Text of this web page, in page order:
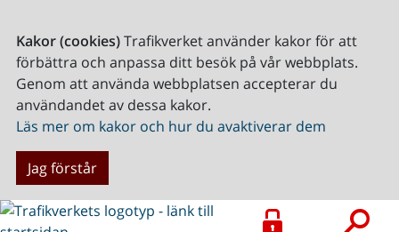
Kakor (cookies)Trafikverket använder kakor för att
förbättra och anpassa ditt besök på vår webbplats.
Genom att använda webbplatsen accepterar du
användandet av dessa kakor.
Läs mer om kakor och hur du avaktiverar dem
Jag förstår